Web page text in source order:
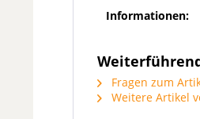
Informationen:
Fragen zum
Weitere Artikel